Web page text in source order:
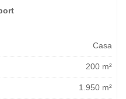
Casa
200 m²
1.950 m²